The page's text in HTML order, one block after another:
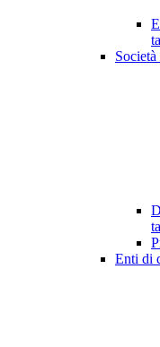
Enti di